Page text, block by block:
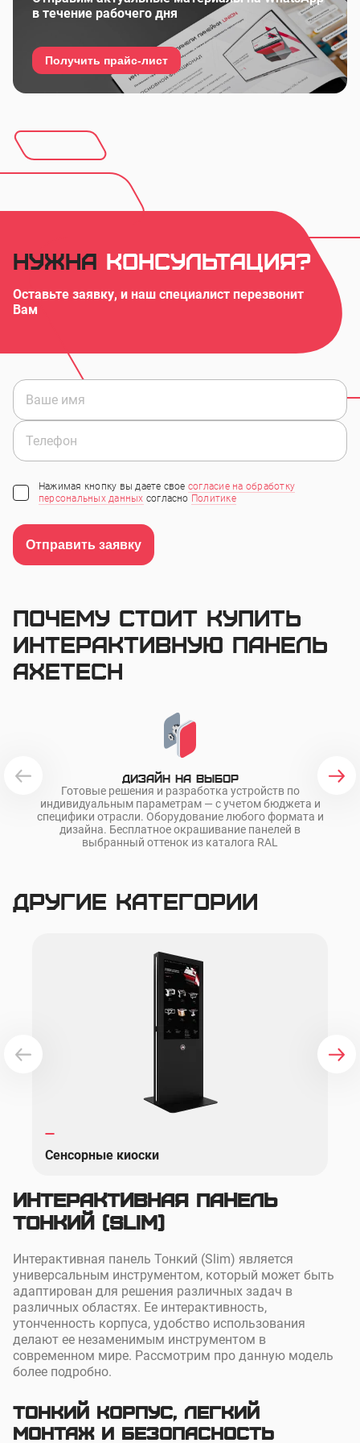
в течение рабочего дня
Получить прайс-лист
Нужна консультация?
Оставьте заявку, и наш специалист перезвонит
Вам
Нажимая кнопку вы даете свое согласие на обработку
персональных данных согласно Политике
Отправить заявку
Почему стоит купить
интерактивную панель
AxeTech
Дизайн на выбор
Готовые решения и разработка устройств по
индивидуальным параметрам — с учетом бюджета и
специфики отрасли. Оборудование любого формата и
дизайна. Бесплатное окрашивание панелей в
выбранный оттенок из каталога RAL
Другие категории
Сенсорные киоски
Интерактивная панель
Тонкий (Slim)
Интерактивная панель Тонкий (Slim) является
универсальным инструментом, который может быть
адаптирован для решения различных задач в
различных областях. Ее интерактивность,
утонченность корпуса, удобство использования
делают ее незаменимым инструментом в
современном мире. Рассмотрим про данную модель
более подробно.
Тонкий корпус, легкий
монтаж и безопасность